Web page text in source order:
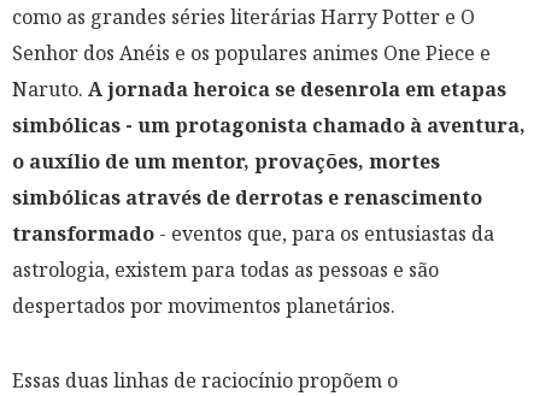
como as grandes séries literárias Harry Potter e O
Senhor dos Anéis e os populares animes One Piece e
Naruto. A jornada heroica se desenrola em etapas
simbólicas - um protagonista chamado à aventura,
o auxílio de um mentor, provações, mortes
simbólicas através de derrotas e renascimento
transformado - eventos que, para os entusiastas da
astrologia, existem para todas as pessoas e são
despertados por movimentos planetários.
Essas duas linhas de raciocínio propõem o